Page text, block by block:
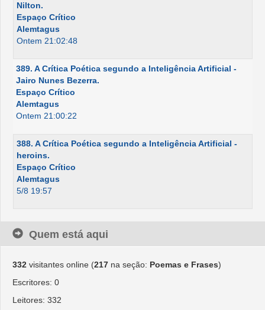
Nilton.
Espaço Crítico
Alemtagus
Ontem 21:02:48
389. A Crítica Poética segundo a Inteligência Artificial -
Jairo Nunes Bezerra.
Espaço Crítico
Alemtagus
Ontem 21:00:22
388. A Crítica Poética segundo a Inteligência Artificial -
heroins.
Espaço Crítico
Alemtagus
5/8 19:57
Quem está aqui
332 visitantes online (217 na seção: Poemas e Frases)
Escritores: 0
Leitores: 332